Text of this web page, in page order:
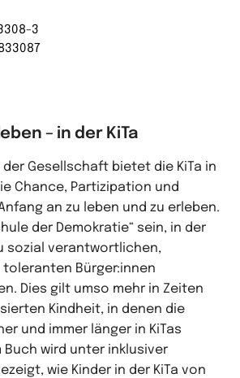
3
– in der KiTa
Gesellschaft bietet die KiTa in
Chance, Partizipation und
an zu leben und zu erleben.
der Demokratie“ sein, in der
sozial verantwortlichen,
Bürger:innen
Dies gilt umso mehr in Zeiten
Kindheit, in denen die
und immer länger in KiTas
Buch wird unter inklusiver
wie Kinder in der KiTa von